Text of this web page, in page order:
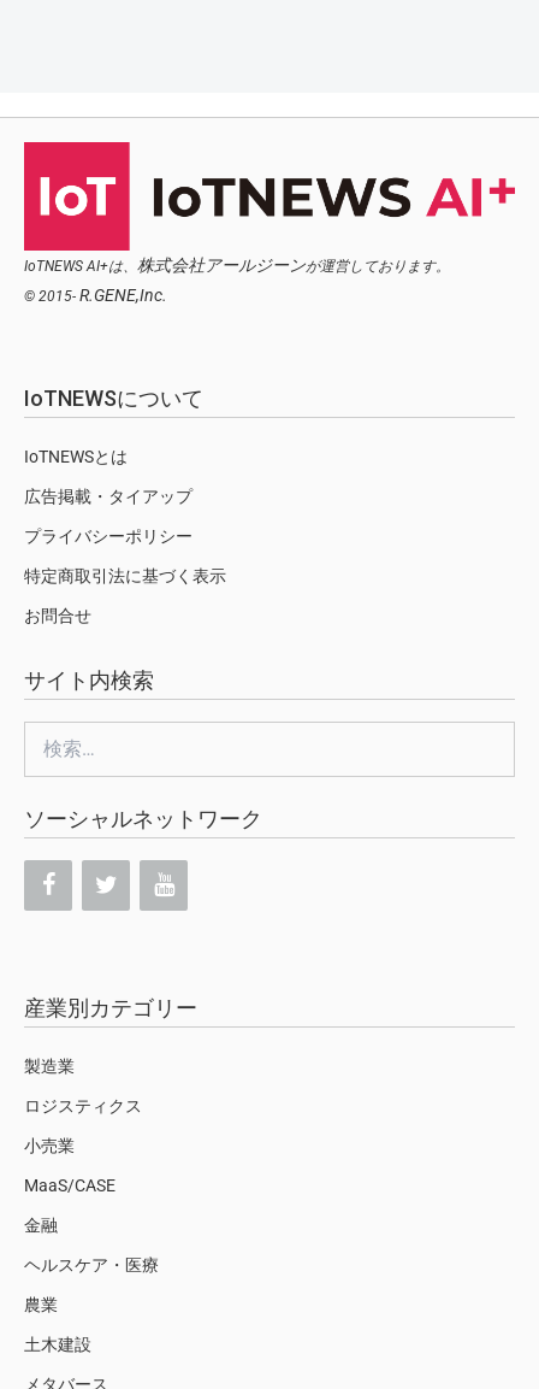
IoTNEWS AI+は、 株式会社アールジーンが運営しております。
© 2015- R.GENE,Inc.
IoTNEWSについて
IoTNEWSとは
広告掲載・タイアップ
プライバシーポリシー
特定商取引法に基づく表示
お問合せ
サイト内検索
索:
ソーシャルネットワーク
産業別カテゴリー
製造業
ロジスティクス
小売業
MaaS/CASE
金融
ヘルスケア・医療
農業
土木建設
メタバース